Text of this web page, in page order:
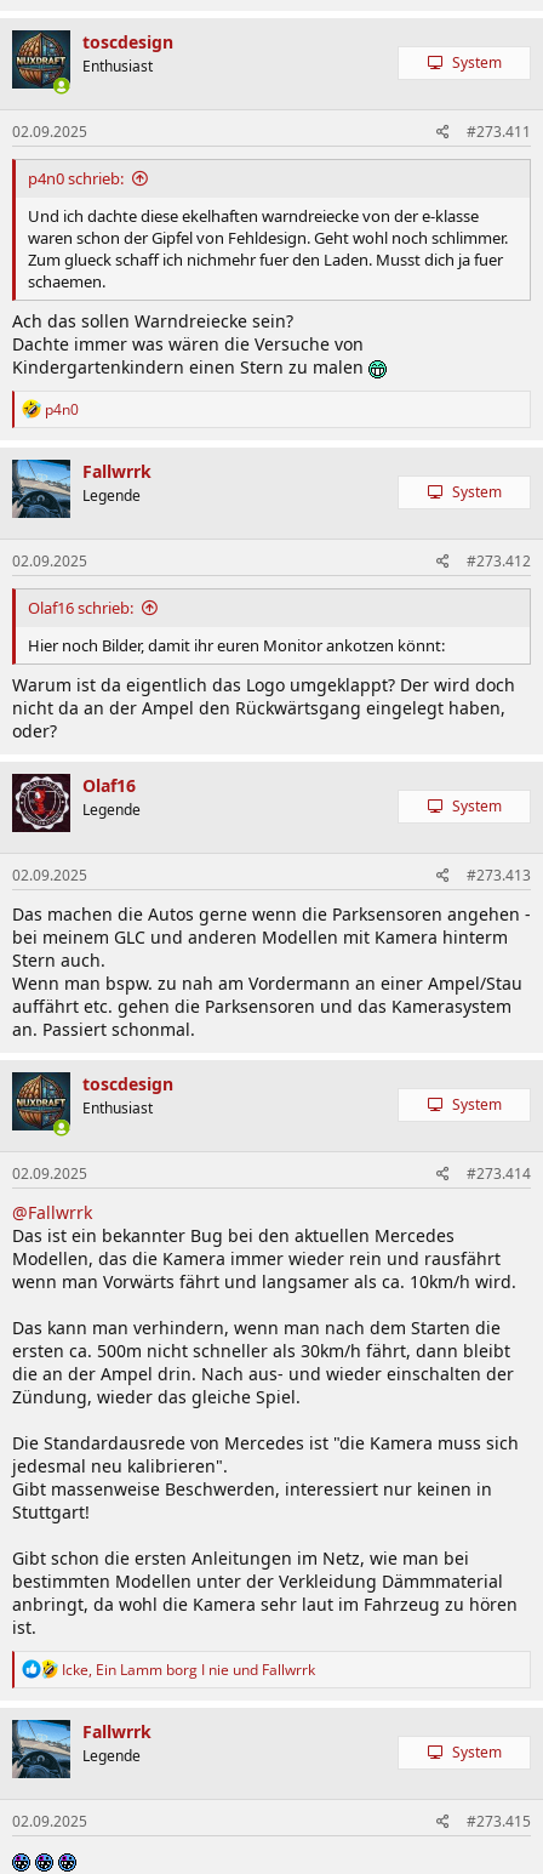
k
t
i
o
n
e
n
:
toscdesign
Enthusiast System
02.09.2025 #273.411
p4n0 schrieb:
Und ich dachte diese ekelhaften warndreiecke von der e-klasse
waren schon der Gipfel von Fehldesign. Geht wohl noch schlimmer.
Zum glueck schaff ich nichmehr fuer den Laden. Musst dich ja fuer
schaemen.
Ach das sollen Warndreiecke sein?
Dachte immer was wären die Versuche von
Kindergartenkindern einen Stern zu malen
R
k
t
i
o
n
e
n
:
p4n0
Fallwrrk
Legende System
02.09.2025 #273.412
Olaf16 schrieb:
Hier noch Bilder, damit ihr euren Monitor ankotzen könnt:
Warum ist da eigentlich das Logo umgeklappt? Der wird doch
nicht da an der Ampel den Rückwärtsgang eingelegt haben,
oder?
Olaf16
Legende System
02.09.2025 #273.413
Das machen die Autos gerne wenn die Parksensoren angehen -
bei meinem GLC und anderen Modellen mit Kamera hinterm
Stern auch.
Wenn man bspw. zu nah am Vordermann an einer Ampel/Stau
auffährt etc. gehen die Parksensoren und das Kamerasystem
an. Passiert schonmal.
toscdesign
Enthusiast System
02.09.2025 #273.414
@Fallwrrk
Das ist ein bekannter Bug bei den aktuellen Mercedes
Modellen, das die Kamera immer wieder rein und rausfährt
wenn man Vorwärts fährt und langsamer als ca. 10km/h wird.
Das kann man verhindern, wenn man nach dem Starten die
ersten ca. 500m nicht schneller als 30km/h fährt, dann bleibt
die an der Ampel drin. Nach aus- und wieder einschalten der
Zündung, wieder das gleiche Spiel.
Die Standardausrede von Mercedes ist "die Kamera muss sich
jedesmal neu kalibrieren".
Gibt massenweise Beschwerden, interessiert nur keinen in
Stuttgart!
Gibt schon die ersten Anleitungen im Netz, wie man bei
bestimmten Modellen unter der Verkleidung Dämmmaterial
anbringt, da wohl die Kamera sehr laut im Fahrzeug zu hören
ist.
R
k
t
i
o
n
e
n
:
Icke, Ein Lamm borg I nie und Fallwrrk
Fallwrrk
Legende System
02.09.2025 #273.415